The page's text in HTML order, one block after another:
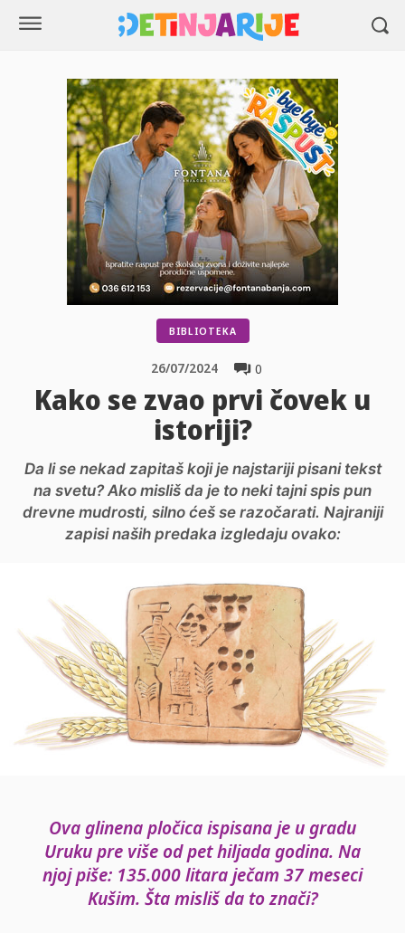
BIBLIOTEKA
0
26/07/2024
Kako se zvao prvi čovek u
istoriji?
Da li se nekad zapitaš koji je najstariji pisani tekst
na svetu? Ako misliš da je to neki tajni spis pun
drevne mudrosti, silno ćeš se razočarati. Najraniji
zapisi naših predaka izgledaju ovako:
Ova glinena pločica ispisana je u gradu
Uruku pre više od pet hiljada godina. Na
njoj piše: 135.000 litara ječam 37 meseci
Kušim. Šta misliš da to znači?